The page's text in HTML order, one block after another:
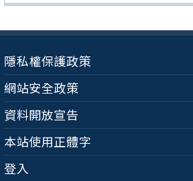
隱私權保護政策
網站安全政策
資料開放宣告
本站使用正體字
登入